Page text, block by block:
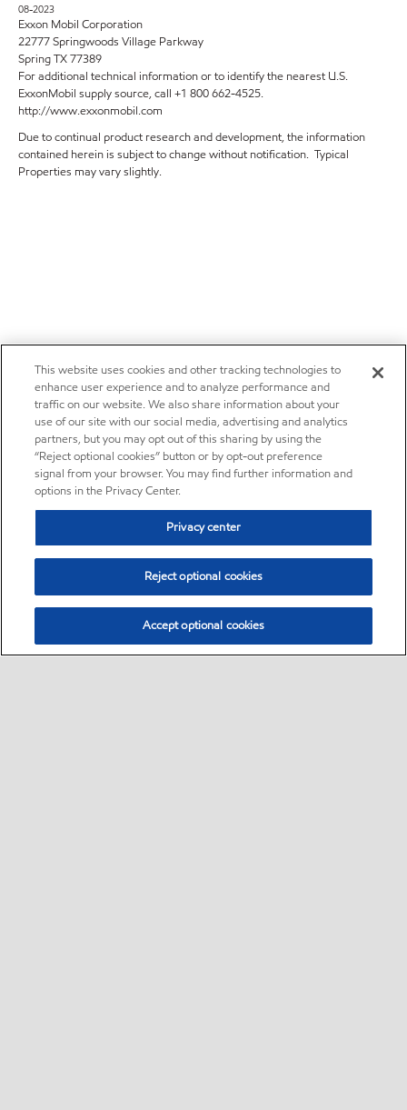
08-2023
Exxon Mobil Corporation
22777 Springwoods Village Parkway
Spring TX 77389
For additional technical information or to identify the nearest U.S.
ExxonMobil supply source, call +1 800 662-4525.
http://www.exxonmobil.com
Due to continual product research and development, the information
contained herein is subject to change without notification. Typical
Properties may vary slightly.
This website uses cookies and other tracking technologies to
enhance user experience and to analyze performance and
traffic on our website. We also share information about your
use of our site with our social media, advertising and analytics
partners, but you may opt out of this sharing by using the
“Reject optional cookies” button or by opt-out preference
signal from your browser. You may find further information and
options in the Privacy Center.
Privacy center
Reject optional cookies
Accept optional cookies